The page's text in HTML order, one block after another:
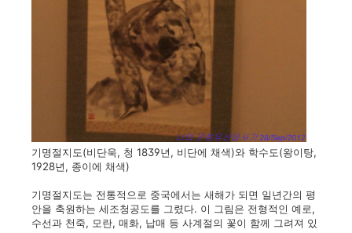
기명절지도(비단욱, 청 1839년, 비단에 채색)와 학수도(왕이탕,
1928년, 종이에 채색)
기명절지도는 전통적으로 중국에서는 새해가 되면 일년간의 평
안을 축원하는 세조청공도를 그렸다. 이 그림은 전형적인 예로,
수선과 천죽, 모란, 매화, 납매 등 사계절의 꽃이 함께 그려져 있